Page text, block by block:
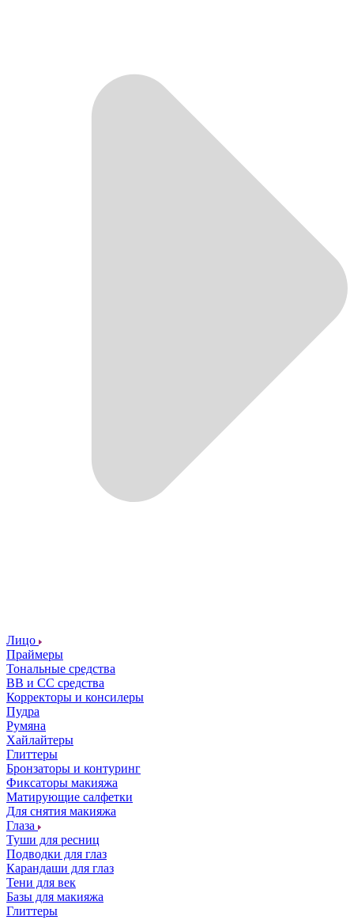
Лицо
Праймеры
Тональные средства
ВВ и СС средства
Корректоры и консилеры
Пудра
Румяна
Хайлайтеры
Глиттеры
Бронзаторы и контуринг
Фиксаторы макияжа
Матирующие салфетки
Для снятия макияжа
Глаза
Туши для ресниц
Подводки для глаз
Карандаши для глаз
Тени для век
Базы для макияжа
Глиттеры